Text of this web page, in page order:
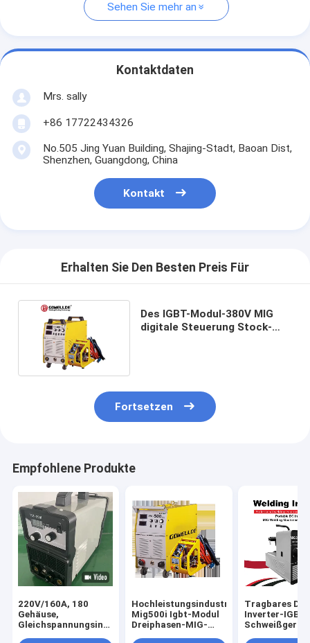
Sehen Sie mehr an
Kontaktdaten
Mrs. sally
+86 17722434326
No.505 Jing Yuan Building, Shajing-Stadt, Baoan Dist,
Shenzhen, Guangdong, China
Kontakt
Erhalten Sie Den Besten Preis Für
Des IGBT-Modul-380V MIG
digitale Steuerung Stock-
Fortsetzen
Empfohlene Produkte
220V/160A, 180
Gehäuse,
Gleichspannungsinverter,
Hochleistungsindustrie
Mig500i Igbt-Modul
Dreiphasen-MIG-
Tragbares DC-
Inverter-
Schweißgerät